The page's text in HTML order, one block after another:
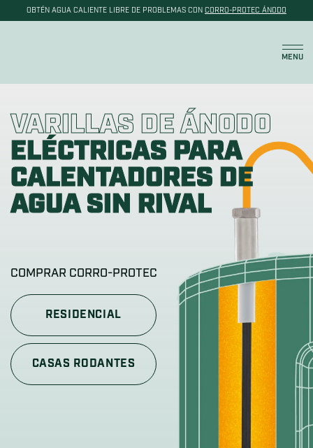
OBTÉN AGUA CALIENTE LIBRE DE PROBLEMAS CON CORRO-PROTEC ÁNODO
CarritoMENU
VARILLAS DE ÁNODO
ELÉCTRICAS PARA
CALENTADORES DE
AGUA SIN RIVAL
COMPRAR CORRO-PROTEC
RESIDENCIAL
CASAS RODANTES